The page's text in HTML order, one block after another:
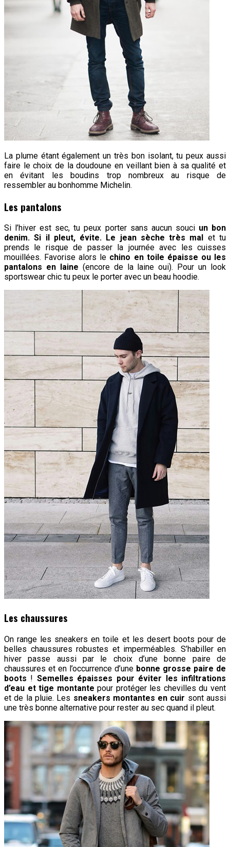
La plume étant également un très bon isolant, tu peux aussi
faire le choix de la doudoune en veillant bien à sa qualité et
en évitant les boudins trop nombreux au risque de
ressembler au bonhomme Michelin.
Les pantalons
Si l’hiver est sec, tu peux porter sans aucun souci un bon
denim. Si il pleut, évite. Le jean sèche très mal
et tu
prends le risque de passer la journée avec les cuisses
mouillées. Favorise alors le chino en toile épaisse ou les
pantalons en laine (encore de la laine oui). Pour un look
sportswear chic tu peux le porter avec un beau hoodie.
Les chaussures
On range les sneakers en toile et les desert boots pour de
belles chaussures robustes et imperméables. S’habiller en
hiver passe aussi par le choix d’une bonne paire de
chaussures et en l’occurrence d’une bonne grosse paire de
boots ! Semelles épaisses pour éviter les infiltrations
d’eau et tige montante pour protéger les chevilles du vent
et de la pluie. Les sneakers montantes en cuir sont aussi
une très bonne alternative pour rester au sec quand il pleut.